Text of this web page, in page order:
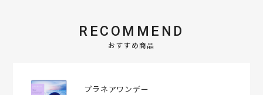
RECOMMEND
おすすめ商品
プラネアワンデー